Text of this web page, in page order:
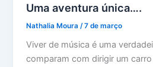
Uma aventura única….
Nathalia Moura /7 de março
Viver de música é uma
comparam com dirigir um